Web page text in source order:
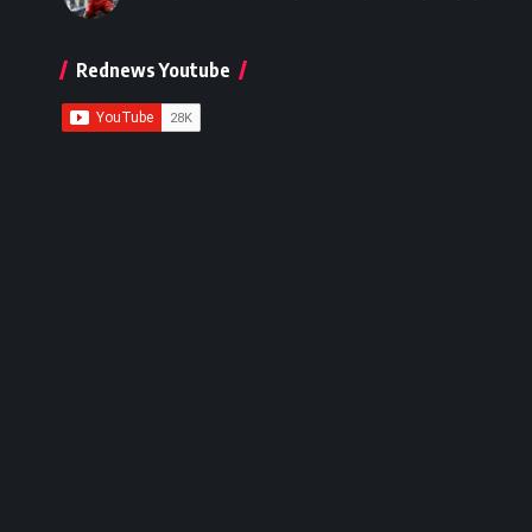
Rednews Youtube